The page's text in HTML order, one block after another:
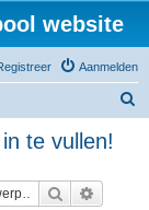
website
Aanmelden
te vullen!
Zoek